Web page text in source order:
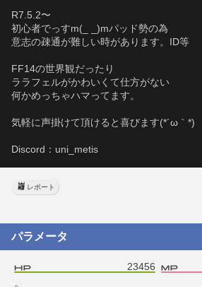
R7.5.2〜
初心者でっすm(_ _)mパッド勢の為
意志の疎通が難しい時があります。ID等
FF14の世界観だったり
ララフェルがかわいくて仕方がない
何かめっちゃハマってます。
気軽に声掛けて頂けると喜びます(*´ω｀*)
Discord：uni_metis
レポート
パラメータ
23456